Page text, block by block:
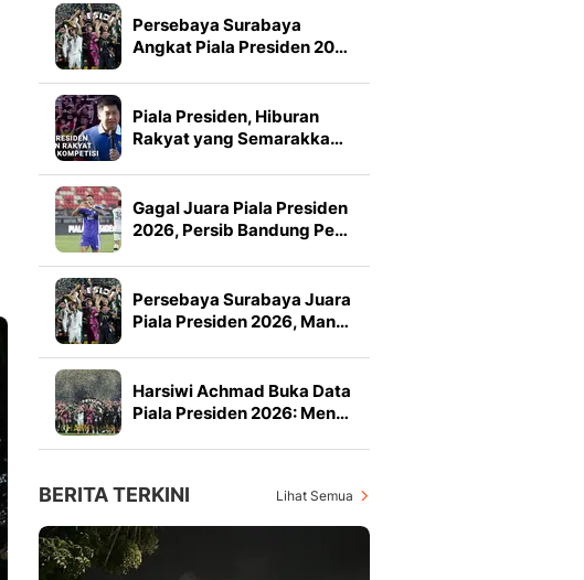
Persebaya Surabaya
Angkat Piala Presiden 20…
Piala Presiden, Hiburan
Rakyat yang Semarakka…
Gagal Juara Piala Presiden
2026, Persib Bandung Pe…
Persebaya Surabaya Juara
Piala Presiden 2026, Man…
Harsiwi Achmad Buka Data
Piala Presiden 2026: Men…
BERITA TERKINI Lihat Semua